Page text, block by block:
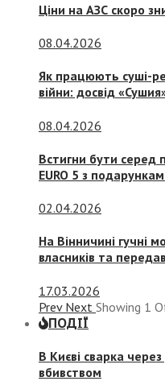
Ціни на АЗС скоро
08.04.2026
Як працюють суші-
війни: досвід
08.04.2026
Встигни бути серед
EURO 5 з
02.04.2026
На Вінничині гучні
власників та
17.03.2026
Prev Next Showing 1
ПОДІЇ
В Києві сварка
вбивством